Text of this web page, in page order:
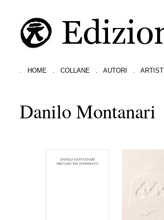
. HOME . COLLANE . AUTORI . ARTISTI
Danilo Montanari